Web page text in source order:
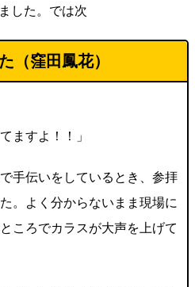
した。では次
（窪田鳳花）
ますよ！！」
手伝いをしているとき、参拝
。よく分からないまま現場に
ころでカラスが大声を上げて